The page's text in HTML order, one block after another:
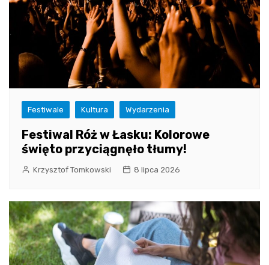
Festiwale Kultura Wydarzenia
Festiwal Róż w Łasku: Kolorowe
święto przyciągnęło tłumy!
Krzysztof Tomkowski 8 lipca 2026